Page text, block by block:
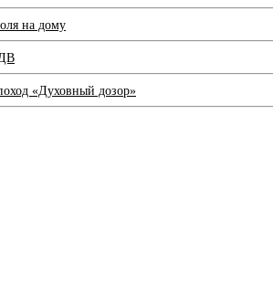
на дому
«Духовный дозор»